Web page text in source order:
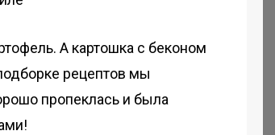
А картошка с беконом
рецептов мы
пропеклась и была